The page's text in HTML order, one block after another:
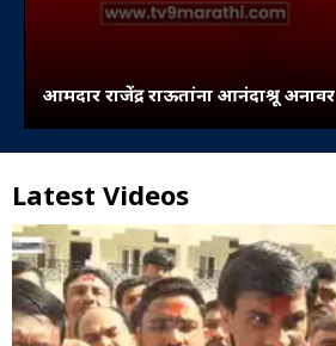
आमदार राजेंद्र राऊतांना आनंदाश्रू अनावर
Latest Videos